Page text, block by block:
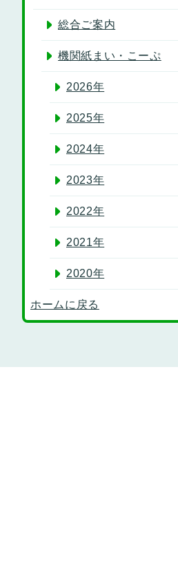
総合ご案内
機関紙まい・こーぷ
2026年
2025年
2024年
2023年
2022年
2021年
2020年
ホームに戻る